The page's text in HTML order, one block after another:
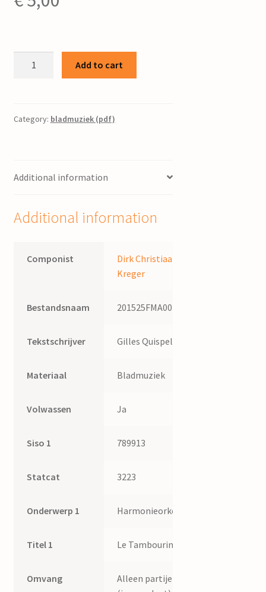
harmonieorkest
quantity
Add to cart
Category: bladmuziek (pdf)
Additional information
Additional information
Componist
Dirk Christiaan
Kreger
Bestandsnaam 201525FMA002
Tekstschrijver Gilles Quispel
Materiaal Bladmuziek
Volwassen Ja
Siso 1 789913
Statcat 3223
Onderwerp 1 Harmonieorkest
Titel 1 Le Tambourin
Omvang
Alleen partijen